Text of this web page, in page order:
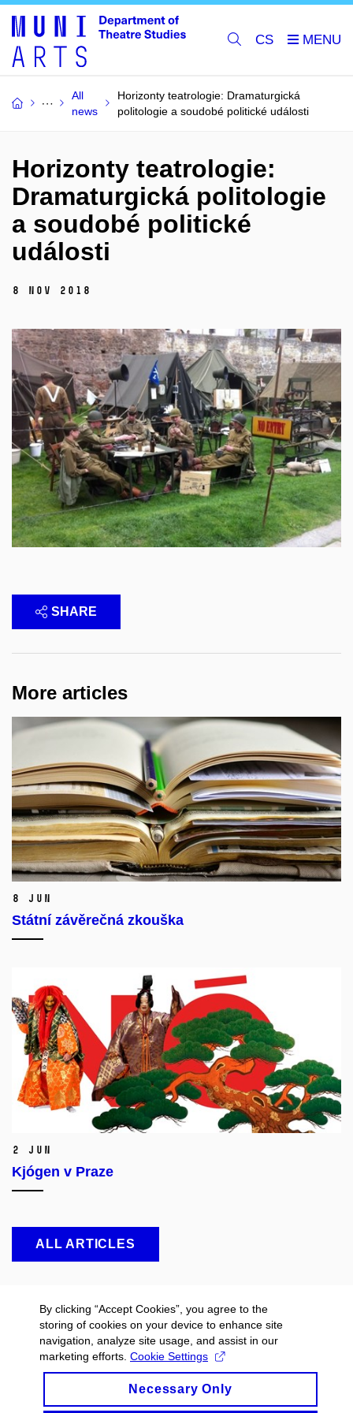
CS
All
news
Horizonty teatrologie: Dramaturgická
politologie a soudobé politické události
Horizonty teatrologie:
Dramaturgická politologie
a soudobé politické
události
8 Nov 2018
SHARE
More articles
8 Jun
Státní závěrečná zkouška
2 Jun
Kjógen v Praze
ALL ARTICLES
By clicking “Accept Cookies”, you agree to the
storing of cookies on your device to enhance site
navigation, analyze site usage, and assist in our
marketing efforts. Cookie Settings
Necessary Only